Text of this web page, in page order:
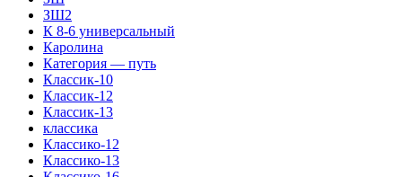
ЗШ2
К 8-6 универсальный
Каролина
Категория — путь
Классик-10
Классик-12
Классик-13
классика
Классико-12
Классико-13